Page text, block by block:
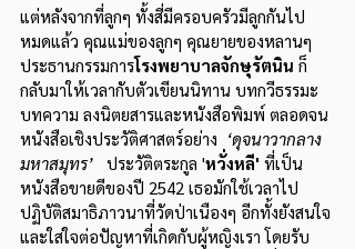
แต่หลังจากที่ลูกๆ ทั้งสี่มีครอบครัวมีลูกกันไป
หมดแล้ว คุณแม่ของลูกๆ คุณยายของหลานๆ
ประธานกรรมการโรงพยาบาลจักษุรัตนิน ก็
กลับมาให้เวลากับตัวเขียนนิทาน บทกวีธรรมะ
บทความ ลงนิตยสารและหนังสือพิมพ์ ตลอดจน
หนังสือเชิงประวัติศาสตร์อย่าง ‘ดุจนาวากลาง
มหาสมุทร’
   ประวัติตระกูล '
หวั่งหลี' ที่เป็น
หนังสือขายดีของปี 2542 เธอมักใช้เวลาไป
ปฏิบัติสมาธิภาวนาที่วัดป่าเนืองๆ อีกทั้งยังสนใจ
และใส่ใจต่อปัญหาที่เกิดกับผู้หญิงเรา โดยรับ